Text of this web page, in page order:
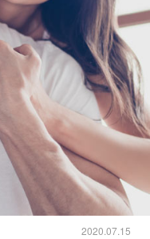
2020.07.15